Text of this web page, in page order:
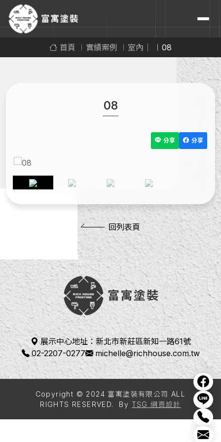
首頁 實績案例 室內｜ 08
08
分享 分享
回列表頁
展示中心地址：新北市新莊區新知一路61號
02-2207-0277
michelle@richhouse.com.tw
Copyright © 2024 富寓塗裝有限公司 ALL
RIGHTS RESERVED. By TSG 網頁設計